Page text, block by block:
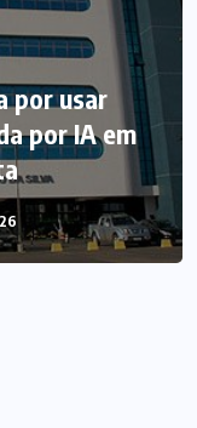
por usar
por IA em